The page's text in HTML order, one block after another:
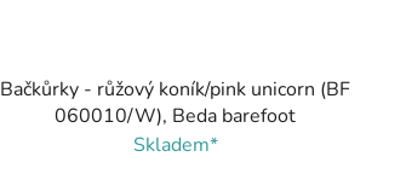
Bačkůrky - růžový koník/pink unicorn (BF
060010/W), Beda barefoot
Skladem*